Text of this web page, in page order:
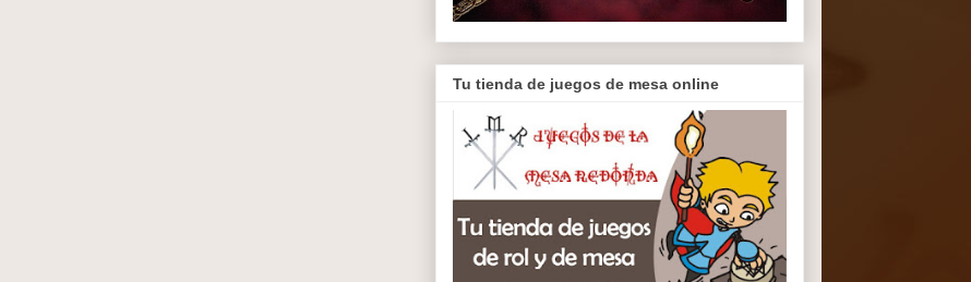
Tu tienda de juegos de mesa online